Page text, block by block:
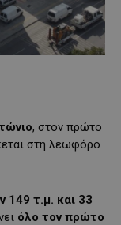
, στον πρώτο
στη λεωφόρο
149 τ.μ. και 33
όλο τον πρώτο